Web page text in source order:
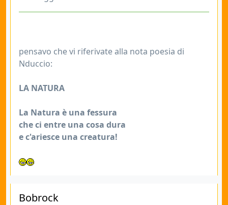
pensavo che vi riferivate alla nota poesia di
Nduccio:
LA NATURA
La Natura è una fessura
che ci entre una cosa dura
e c'ariesce una creatura!
Bobrock